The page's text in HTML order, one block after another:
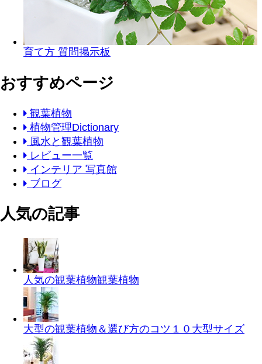
育て方 質問掲示板
おすすめページ
観葉植物
植物管理Dictionary
風水と観葉植物
レビュー一覧
インテリア 写真館
ブログ
人気の記事
人気の観葉植物観葉植物
大型の観葉植物＆選び方のコツ１０ 大型サイズ